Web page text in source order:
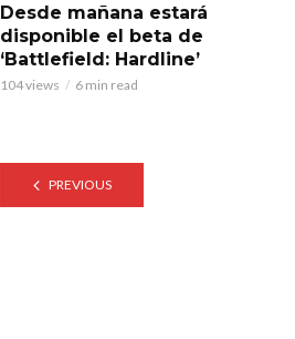
Desde mañana estará
disponible el beta de
‘Battlefield: Hardline’
104 views 6 min read
PREVIOUS